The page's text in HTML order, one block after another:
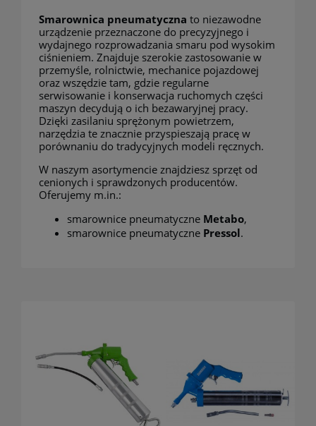
Smarownica pneumatyczna to niezawodne
urządzenie przeznaczone do precyzyjnego i
wydajnego rozprowadzania smaru pod wysokim
ciśnieniem. Znajduje szerokie zastosowanie w
przemyśle, rolnictwie, mechanice pojazdowej
oraz wszędzie tam, gdzie regularne
serwisowanie i konserwacja ruchomych części
maszyn decydują o ich bezawaryjnej pracy.
Dzięki zasilaniu sprężonym powietrzem,
narzędzia te znacznie przyspieszają pracę w
porównaniu do tradycyjnych modeli ręcznych.
W naszym asortymencie znajdziesz sprzęt od
cenionych i sprawdzonych producentów.
Oferujemy m.in.:
smarownice pneumatyczne Metabo,
smarownice pneumatyczne Pressol.